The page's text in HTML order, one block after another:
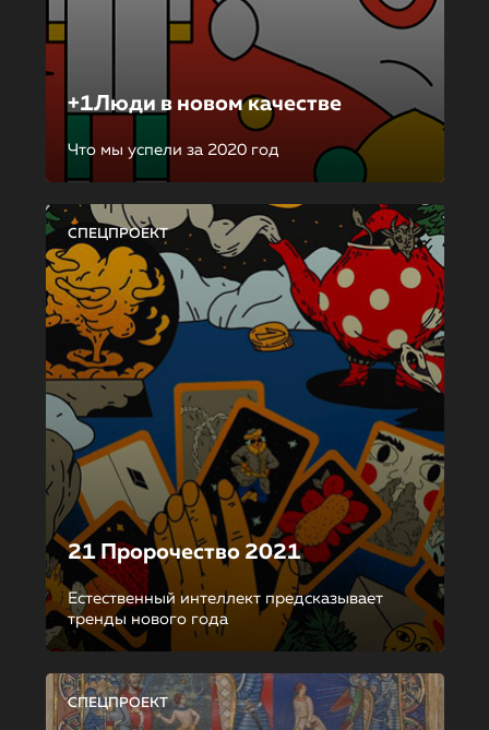
+1Люди в новом качестве
Что мы успели за 2020 год
СПЕЦПРОЕКТ
21 Пророчество 2021
Естественный интеллект предсказывает
тренды нового года
СПЕЦПРОЕКТ